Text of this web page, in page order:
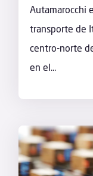
Autamarocchi
transporte de
centro-norte
en el...